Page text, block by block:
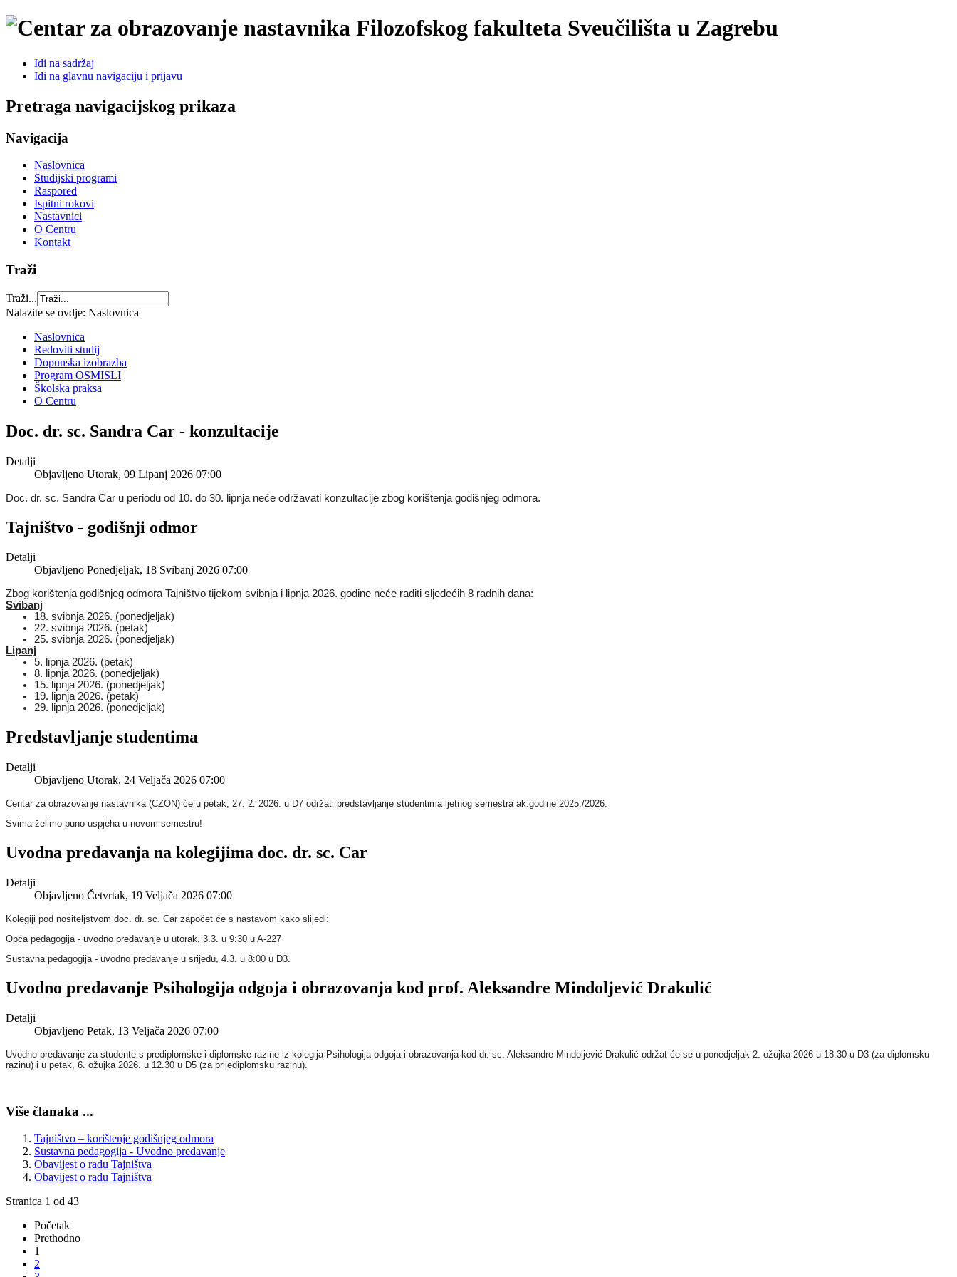
Filozofskog fakulteta Sveučilišta u Zagrebu
Idi na sadržaj
Idi na glavnu navigaciju i prijavu
Pretraga navigacijskog prikaza
Navigacija
Naslovnica
Studijski programi
Raspored
Ispitni rokovi
Nastavnici
O Centru
Kontakt
Traži
Traži...
Nalazite se ovdje: Naslovnica
Naslovnica
Redoviti studij
Dopunska izobrazba
Program OSMISLI
Školska praksa
O Centru
Doc. dr. sc. Sandra Car - konzultacije
Detalji
Objavljeno Utorak, 09 Lipanj 2026 07:00
Doc. dr. sc. Sandra Car u periodu od 10. do 30. lipnja neće održavati konzultacije zbog korištenja godišnjeg odmora.
Tajništvo - godišnji odmor
Detalji
Objavljeno Ponedjeljak, 18 Svibanj 2026 07:00
Zbog korištenja godišnjeg odmora Tajništvo tijekom svibnja i lipnja 2026. godine neće raditi sljedećih 8 radnih dana:
Svibanj
18. svibnja 2026. (ponedjeljak)
22. svibnja 2026. (petak)
25. svibnja 2026. (ponedjeljak)
Lipanj
5. lipnja 2026. (petak)
8. lipnja 2026. (ponedjeljak)
15. lipnja 2026. (ponedjeljak)
19. lipnja 2026. (petak)
29. lipnja 2026. (ponedjeljak)
Predstavljanje studentima
Detalji
Objavljeno Utorak, 24 Veljača 2026 07:00
Centar za obrazovanje nastavnika (CZON) će u petak, 27. 2. 2026. u D7 održati predstavljanje studentima ljetnog semestra ak.godine 2025./2026.
Svima želimo puno uspjeha u novom semestru!
Uvodna predavanja na kolegijima doc. dr. sc. Car
Detalji
Objavljeno Četvrtak, 19 Veljača 2026 07:00
Kolegiji pod nositeljstvom doc. dr. sc. Car započet će s nastavom kako slijedi:
Opća pedagogija - uvodno predavanje u utorak, 3.3. u 9:30 u A-227
Sustavna pedagogija - uvodno predavanje u srijedu, 4.3. u 8:00 u D3.
Uvodno predavanje Psihologija odgoja i obrazovanja kod prof. Aleksandre Mindoljević Drakulić
Detalji
Objavljeno Petak, 13 Veljača 2026 07:00
Uvodno predavanje za studente s prediplomske i diplomske razine iz kolegija Psihologija odgoja i obrazovanja kod dr. sc. Aleksandre Mindoljević Drakulić održat će se u ponedjeljak 2. ožujka 2026 u 18.30 u D3 (za diplomsku
razinu) i u petak, 6. ožujka 2026. u 12.30 u D5 (za prijediplomsku razinu).
Više članaka ...
Tajništvo – korištenje godišnjeg odmora
Sustavna pedagogija - Uvodno predavanje
Obavijest o radu Tajništva
Obavijest o radu Tajništva
Stranica 1 od 43
Početak
Prethodno
1
2